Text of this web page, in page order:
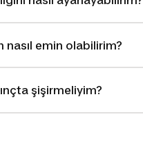
nasıl emin olabilirim?
şişirmeliyim?